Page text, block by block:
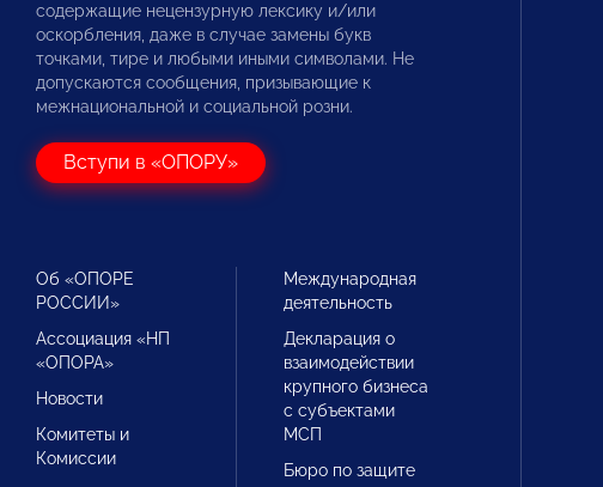
содержащие нецензурную лексику и/или
оскорбления, даже в случае замены букв
точками, тире и любыми иными символами. Не
допускаются сообщения, призывающие к
межнациональной и социальной розни.
Вступи в «ОПОРУ»
Об «ОПОРЕ
РОССИИ»
Ассоциация «НП
«ОПОРА»
Новости
Комитеты и
Комиссии
Международная
деятельность
Декларация о
взаимодействии
крупного бизнеса
с субъектами
МСП
Бюро по защите